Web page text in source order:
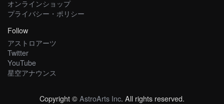
オンラインショップ
プライバシー・ポリシー
Follow
アストロアーツ
Twitter
YouTube
星空アナウンス
Copyright ©AstroArts Inc. All rights reserved.